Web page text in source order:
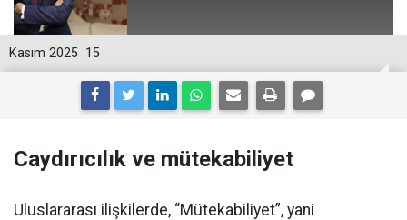
15
Kasım 2025
Caydırıcılık ve mütekabiliyet
Uluslararası ilişkilerde, “Mütekabiliyet”, yani